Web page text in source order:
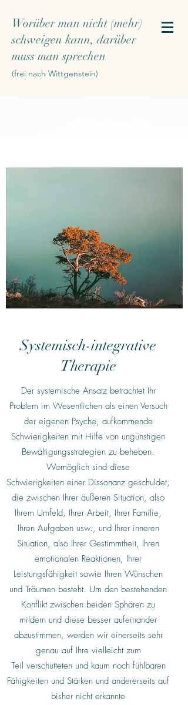
Worüber man nicht (mehr)
schweigen kann, darüber
muss man sprechen
(frei nach Wittgenstein)
Systemisch-integrative
Therapie
Der systemische Ansatz betrachtet Ihr
Problem im Wesentlichen als einen Versuch
der eigenen Psyche, aufkommende
Schwierigkeiten mit Hilfe von ungünstigen
Bewältigungsstrategien zu beheben.
Womöglich sind diese
Schwierigkeiten einer Dissonanz geschuldet,
die zwischen Ihrer äußeren Situation, also
Ihrem Umfeld, Ihrer Arbeit, Ihrer Familie,
Ihren Aufgaben usw., und Ihrer inneren
Situation, also Ihrer Gestimmtheit, Ihren
emotionalen Reaktionen, Ihrer
Leistungsfähigkeit sowie Ihren Wünschen
und Träumen besteht. Um den bestehenden
Konflikt zwischen beiden Sphären zu
mildern und diese besser aufeinander
abzustimmen, werden wir einerseits sehr
genau auf Ihre vielleicht zum
Teil verschütteten und kaum noch fühlbaren
Fähigkeiten und Stärken und andererseits auf
bisher nicht erkannte